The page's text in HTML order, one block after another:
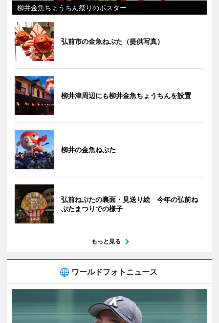
柳井金魚ちょうちん祭りのポスター
弘前市の金魚ねぷた（提供写真）
柳井津周辺にも柳井金魚ちょうちんを設置
柳井の金魚ねぷた
弘前ねぷたの裏面・見送り絵 今年の弘前ね
ぷたまつりでの様子
もっと見る
ワールドフォトニュース